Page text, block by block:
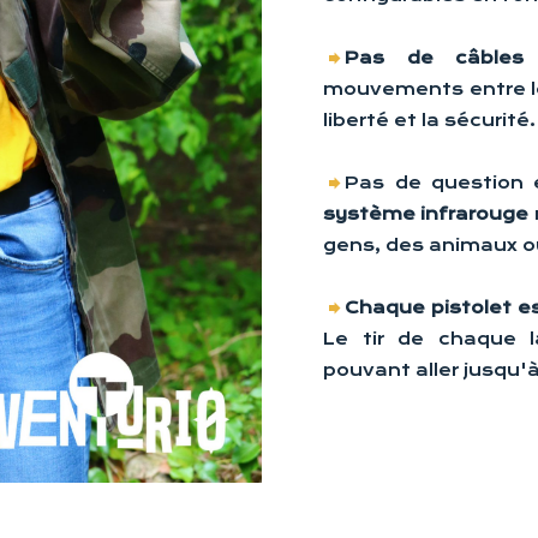
Pas de câbles
mouvements entre
liberté et la sécurité.
Pas de question
système infrarouge
gens, des animaux
Chaque pistolet
Le tir de chaque
pouvant aller